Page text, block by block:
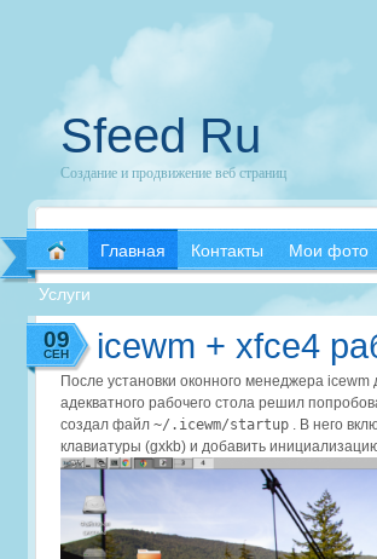
Sfeed Ru
Создание и продвижение веб страниц
Главная Контакты Мои фото
Услуги
icewm + xfce4
После установки оконного менеджера icewm
адекватного рабочего стола решил
создал файл ~/.icewm/startup . В него
клавиатуры (gxkb) и добавить
09
СЕН